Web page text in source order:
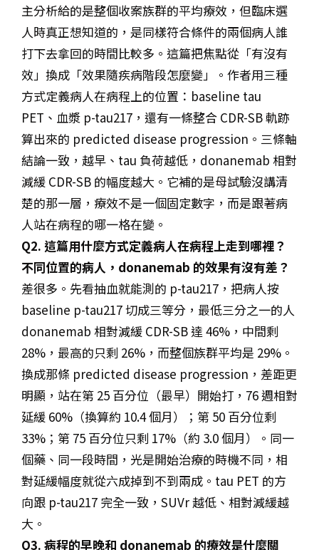
主分析給的是整個收案族群的平均療效，但臨床選
人時真正想知道的，是同樣符合條件的兩個病人誰
打下去拿回的時間比較多。這篇把焦點從「有沒有
效」換成「效果隨疾病階段怎麼變」。作者用三種
方式定義病人在病程上的位置：baseline tau
PET、血漿 p-tau217，還有一條整合 CDR-SB 軌跡
算出來的 predicted disease progression。三條軸
結論一致，越早、tau 負荷越低，donanemab 相對
減緩 CDR-SB 的幅度越大。它補的是母試驗沒講清
楚的那一層，療效不是一個固定數字，而是跟著病
人站在病程的哪一格在變。
Q2. 這篇用什麼方式定義病人在病程上走到哪裡？
不同位置的病人，donanemab 的效果有沒有差？
差很多。先看抽血就能測的 p-tau217，把病人按
baseline p-tau217 切成三等分，最低三分之一的人
donanemab 相對減緩 CDR-SB 達 46%，中間剩
28%，最高的只剩 26%，而整個族群平均是 29%。
換成那條 predicted disease progression，差距更
明顯，站在第 25 百分位（最早）開始打，76 週相對
延緩 60%（換算約 10.4 個月）；第 50 百分位剩
33%；第 75 百分位只剩 17%（約 3.0 個月）。同一
個藥、同一段時間，光是開始治療的時機不同，相
對延緩幅度就從六成掉到不到兩成。tau PET 的方
向跟 p-tau217 完全一致，SUVr 越低、相對減緩越
大。
Q3. 病程的早晚和 donanemab 的療效是什麼關